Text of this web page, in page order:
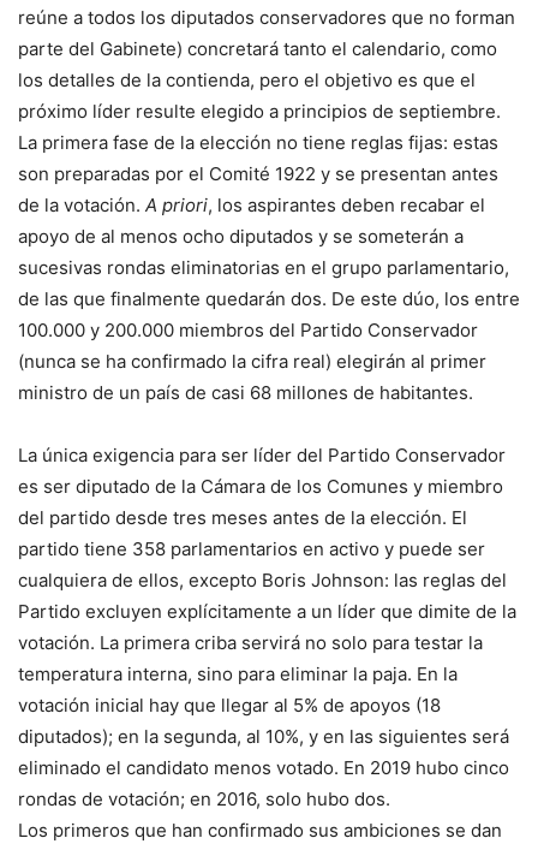
reúne a todos los diputados conservadores que no forman
parte del Gabinete) concretará tanto el calendario, como
los detalles de la contienda, pero el objetivo es que el
próximo líder resulte elegido a principios de septiembre.
La primera fase de la elección no tiene reglas fijas: estas
son preparadas por el Comité 1922 y se presentan antes
de la votación. A priori, los aspirantes deben recabar el
apoyo de al menos ocho diputados y se someterán a
sucesivas rondas eliminatorias en el grupo parlamentario,
de las que finalmente quedarán dos. De este dúo, los entre
100.000 y 200.000 miembros del Partido Conservador
(nunca se ha confirmado la cifra real) elegirán al primer
ministro de un país de casi 68 millones de habitantes.
La única exigencia para ser líder del Partido Conservador
es ser diputado de la Cámara de los Comunes y miembro
del partido desde tres meses antes de la elección. El
partido tiene 358 parlamentarios en activo y puede ser
cualquiera de ellos, excepto Boris Johnson: las reglas del
Partido excluyen explícitamente a un líder que dimite de la
votación. La primera criba servirá no solo para testar la
temperatura interna, sino para eliminar la paja. En la
votación inicial hay que llegar al 5% de apoyos (18
diputados); en la segunda, al 10%, y en las siguientes será
eliminado el candidato menos votado. En 2019 hubo cinco
rondas de votación; en 2016, solo hubo dos.
Los primeros que han confirmado sus ambiciones se dan